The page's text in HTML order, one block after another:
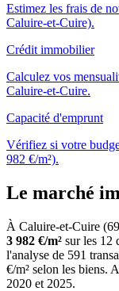
Estimez les frais de
Caluire-et-Cuire).
Crédit immobilier
Calculez vos
Caluire-et-Cuire.
Capacité d'emprunt
Vérifiez si votre
982 €/m²).
Le marché
À Caluire-et-Cuire
3 982 €/m² sur les 12
l'analyse de 591
€/m² selon les biens.
2020 et 2025.